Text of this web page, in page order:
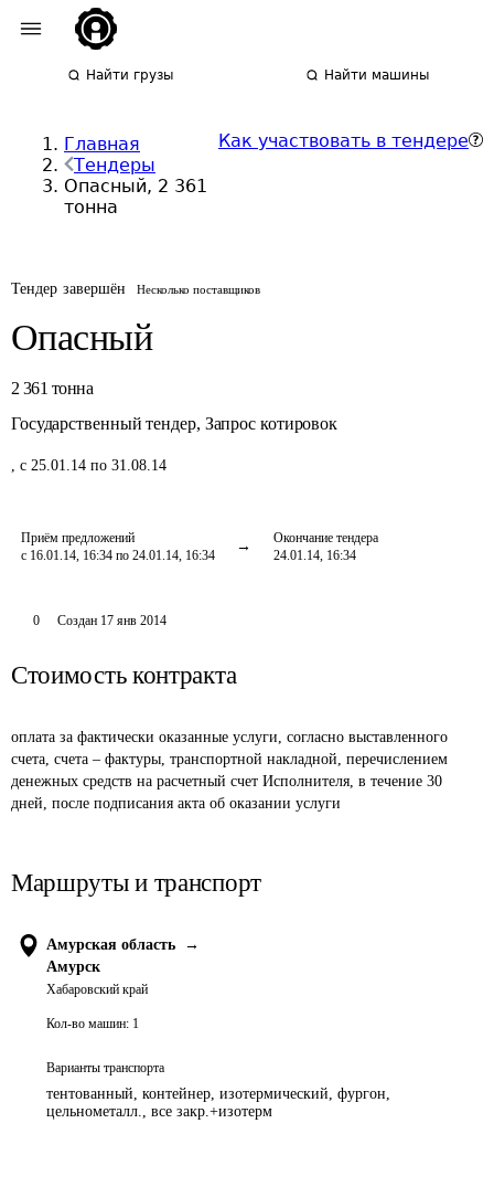
Найти грузы Найти машины
Главная
Тендеры
Опасный, 2 361
тонна
Как участвовать в тендере
Тендер завершён Несколько поставщиков
Опасный
2 361 тонна
Государственный тендер, Запрос котировок
, с 25.01.14 по 31.08.14
Приём предложений
с 16.01.14, 16:34 по 24.01.14, 16:34
Окончание тендера
24.01.14, 16:34
0 Создан 17 янв 2014
Стоимость контракта
оплата за фактически оказанные услуги, согласно выставленного
счета, счета – фактуры, транспортной накладной, перечислением
денежных средств на расчетный счет Исполнителя, в течение 30
дней, после подписания акта об оказании услуги
Маршруты и транспорт
Амурская область
→
Амурск
Хабаровский край
Кол-во машин: 1
Варианты транспорта
тентованный, контейнер, изотермический, фургон,
цельнометалл., все закр.+изотерм